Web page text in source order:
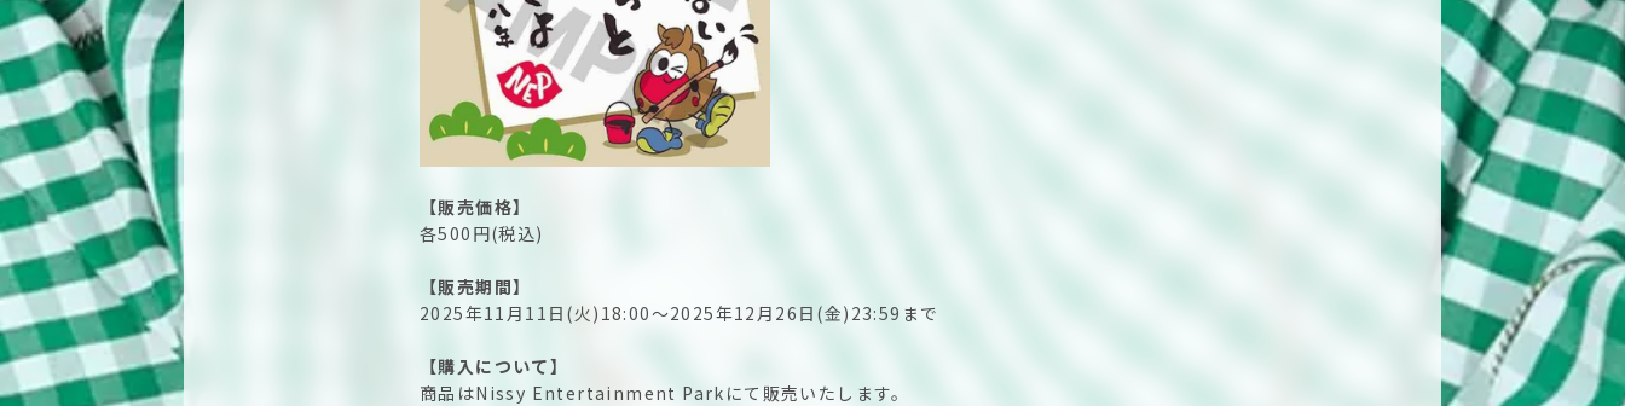
【販売価格】
各500円(税込)
【販売期間】
2025年11月11日(火)18:00〜2025年12月26日(金)23:59まで
【購入について】
商品はNissy Entertainment Parkにて販売いたします。